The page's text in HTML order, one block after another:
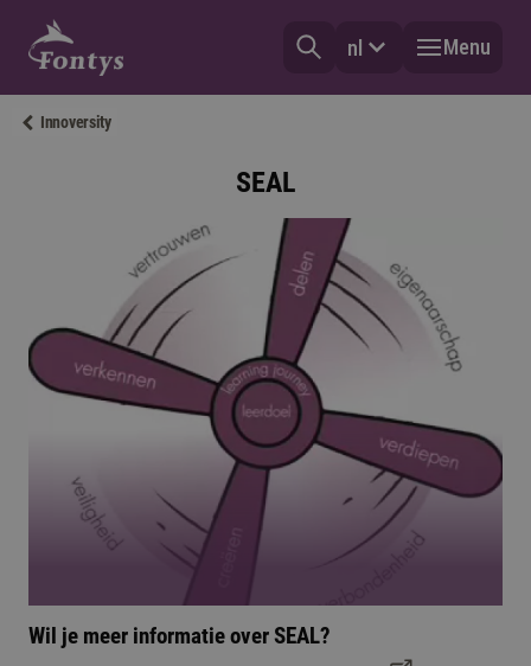
nl Menu
Innoversity
SEAL
Wil je meer informatie over SEAL?